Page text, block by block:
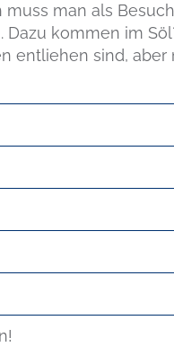
muss man als
kommen im
entliehen sind, aber